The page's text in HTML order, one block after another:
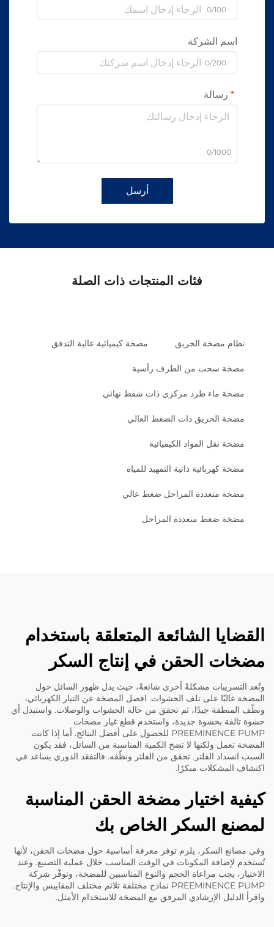
0/100
اسم الشركة
0/200
رسالة
0/1000
أرسل
فئات المنتجات ذات الصلة
نظام مضخة الحريق مضخة كيميائية عالية التدفق
مضخة سحب من الطرف رأسية
مضخة ماء طرد مركزي ذات شفط نهائي
مضخة الحريق ذات الضغط العالي
مضخة نقل المواد الكيميائية
مضخة كهربائية ذاتية التمهيد للمياه
مضخة متعددة المراحل ضغط عالي
مضخة ضغط متعددة المراحل
القضايا الشائعة المتعلقة باستخدام
مضخات الحقن في إنتاج السكر
وتُعد التسريبات مشكلةً أخرى شائعةً، حيث يدل ظهور السائل حول
المضخة غالبًا على تلف الحشوات. افصل المضخة عن التيار الكهربائي،
ونظّف المنطقة جيدًا، ثم تحقق من حالة الحشوات والوصلات. واستبدل أي
حشوة تالفة بحشوة جديدة، واستخدم قطع غيار مضخات
PREEMINENCE PUMP للحصول على أفضل النتائج. أما إذا كانت
المضخة تعمل ولكنها لا تضخ الكمية المناسبة من السائل، فقد يكون
السبب انسداد الفلتر. تحقق من الفلتر ونظّفه. فالتفقد الدوري يساعد في
اكتشاف المشكلات مبكرًا.
كيفية اختيار مضخة الحقن المناسبة
لمصنع السكر الخاص بك
وفي مصانع السكر، يلزم توفر معرفة أساسية حول مضخات الحقن، لأنها
تُستخدم لإضافة المكونات في الوقت المناسب خلال عملية التصنيع. وعند
الاختيار، يجب مراعاة الحجم والنوع المناسبين للمضخة، وتوفّر شركة
PREEMINENCE PUMP نماذج مختلفة تلائم مختلف المقاييس والإنتاج.
واقرأ الدليل الإرشادي المرفق مع المضخة للاستخدام الأمثل.